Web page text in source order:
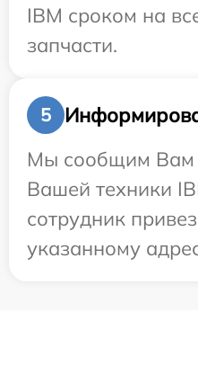
IBM сроком на
запчасти.
5
Мы сообщим Вам
Вашей техники
сотрудник
указанному